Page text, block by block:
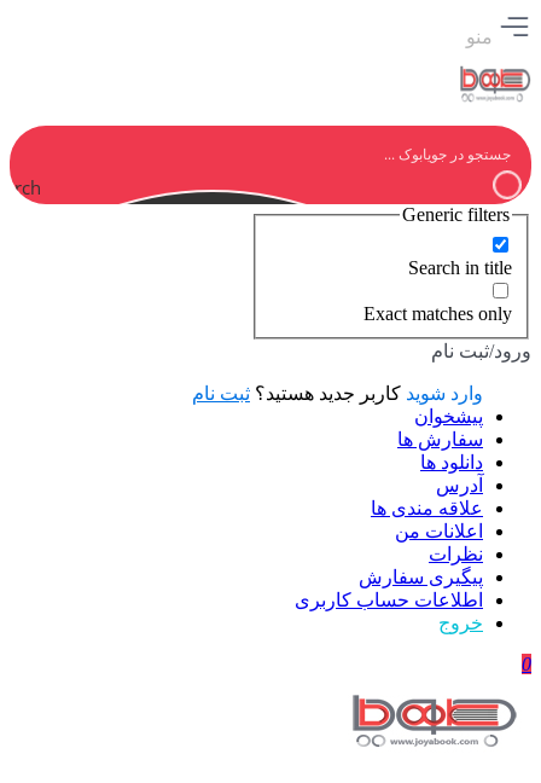
منو
Generic filters
Search in title
Exact matches only
ورود/ثبت نام
وارد شوید کاربر جدید هستید؟ ثبت نام
پیشخوان
سفارش ها
دانلود ها
آدرس
علاقه مندی ها
اعلانات من
نظرات
پیگیری سفارش
اطلاعات حساب كاربری
خروج
0